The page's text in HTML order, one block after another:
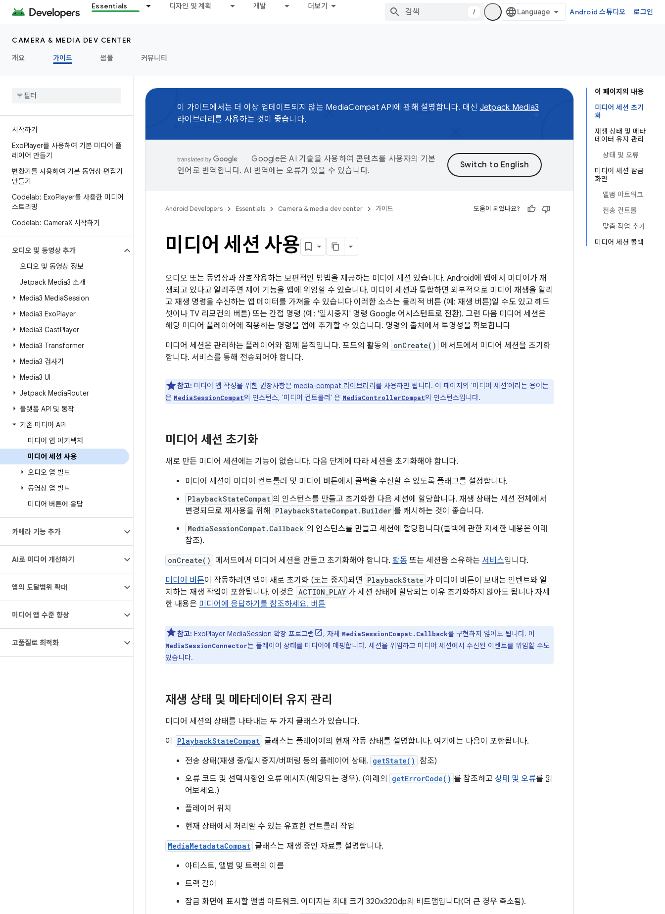
Essentials 디자인 및 계획 개발 더보기
/ Android 스튜디오 로그인
CAMERA & MEDIA DEV CENTER
개요
가이드 샘플 커뮤니티
시작하기
ExoPlayer를 사용하여 기본 미디어 플
레이어 만들기
변환기를 사용하여 기본 동영상 편집기
만들기
Codelab: ExoPlayer를 사용한 미디어
스트리밍
Codelab: CameraX 시작하기
오디오 및 동영상 추가
오디오 및 동영상 정보
Jetpack Media3 소개
Media3 MediaSession
Media3 ExoPlayer
Media3 CastPlayer
Media3 Transformer
Media3 검사기
Media3 UI
Jetpack MediaRouter
플랫폼 API 및 동작
기존 미디어 API
미디어 앱 아키텍처
미디어 세션 사용
오디오 앱 빌드
동영상 앱 빌드
미디어 버튼에 응답
카메라 기능 추가
AI로 미디어 개선하기
앱의 도달범위 확대
미디어 앱 수준 향상
고품질로 최적화
이 페이지의 내용
미디어 세션 초기
화
재생 상태 및 메타
데이터 유지 관리
상태 및 오류
미디어 세션 잠금
화면
앨범 아트워크
전송 컨트롤
맞춤 작업 추가
미디어 세션 콜백
이 가이드에서는 더 이상 업데이트되지 않는 MediaCompat API에 관해 설명합니다. 대신 Jetpack Media3
라이브러리를 사용하는 것이 좋습니다.
Google은 AI 기술을 사용하여 콘텐츠를 사용자의 기본
언어로 번역합니다. AI 번역에는 오류가 있을 수 있습니다.
Android Developers Essentials Camera & media dev center 가이드 도움이 되었나요?
미디어 세션 사용
오디오 또는 동영상과 상호작용하는 보편적인 방법을 제공하는 미디어 세션 있습니다. Android에 앱에서 미디어가 재
생되고 있다고 알려주면 제어 기능을 앱에 위임할 수 있습니다. 미디어 세션과 통합하면 외부적으로 미디어 재생을 알리
고 재생 명령을 수신하는 앱 데이터를 가져올 수 있습니다 이러한 소스는 물리적 버튼 (예: 재생 버튼)일 수도 있고 헤드
셋이나 TV 리모컨의 버튼) 또는 간접 명령 (예: '일시중지' 명령 Google 어시스턴트로 전환). 그런 다음 미디어 세션은
해당 미디어 플레이어에 적용하는 명령을 앱에 추가할 수 있습니다. 명령의 출처에서 투명성을 확보합니다
미디어 세션은 관리하는 플레이어와 함께 움직입니다. 포드의 활동의
onCreate()
메서드에서 미디어 세션을 초기화
합니다. 서비스를 통해 전송되어야 합니다.
참고: 미디어 앱 작성을 위한 권장사항은 media-compat 라이브러리를 사용하면 됩니다. 이 페이지의 '미디어 세션'이라는 용어는
은 MediaSessionCompat의 인스턴스, '미디어 컨트롤러' 은 MediaControllerCompat의 인스턴스입니다.
미디어 세션 초기화
새로 만든 미디어 세션에는 기능이 없습니다. 다음 단계에 따라 세션을 초기화해야 합니다.
미디어 세션이 미디어 컨트롤러 및 미디어 버튼에서 콜백을 수신할 수 있도록 플래그를 설정합니다.
PlaybackStateCompat 의 인스턴스를 만들고 초기화한 다음 세션에 할당합니다. 재생 상태는 세션 전체에서
변경되므로 재사용을 위해
PlaybackStateCompat.Builder 를 캐시하는 것이 좋습니다.
MediaSessionCompat.Callback 의 인스턴스를 만들고 세션에 할당합니다(콜백에 관한 자세한 내용은 아래
참조).
onCreate() 메서드에서 미디어 세션을 만들고 초기화해야 합니다. 활동 또는 세션을 소유하는 서비스입니다.
미디어 버튼이 작동하려면 앱이 새로 초기화 (또는 중지)되면 PlaybackState 가 미디어 버튼이 보내는 인텐트와 일
치하는 재생 작업이 포함됩니다. 이것은 ACTION_PLAY 가 세션 상태에 할당되는 이유 초기화하지 않아도 됩니다 자세
한 내용은 미디어에 응답하기를 참조하세요. 버튼
참고: ExoPlayer MediaSession 확장 프로그램 , 자체 MediaSessionCompat.Callback를 구현하지 않아도 됩니다. 이
MediaSessionConnector는 플레이어 상태를 미디어에 매핑합니다. 세션을 위임하고 미디어 세션에서 수신된 이벤트를 위임할 수도
있습니다.
재생 상태 및 메타데이터 유지 관리
미디어 세션의 상태를 나타내는 두 가지 클래스가 있습니다.
이
PlaybackStateCompat 클래스는 플레이어의 현재 작동 상태를 설명합니다. 여기에는 다음이 포함됩니다.
전송 상태(재생 중/일시중지/버퍼링 등의 플레이어 상태. getState()
참조)
오류 코드 및 선택사항인 오류 메시지(해당되는 경우). (아래의
getErrorCode() 를 참조하고 상태 및 오류를 읽
어보세요.)
플레이어 위치
현재 상태에서 처리할 수 있는 유효한 컨트롤러 작업
MediaMetadataCompat 클래스는 재생 중인 자료를 설명합니다.
아티스트, 앨범 및 트랙의 이름
트랙 길이
잠금 화면에 표시할 앨범 아트워크. 이미지는 최대 크기 320x320dp의 비트맵입니다(더 큰 경우 축소됨).